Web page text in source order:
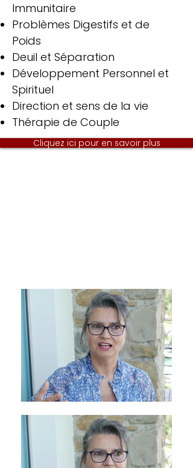
Immunitaire
Problèmes Digestifs et de
Poids
Deuil et Séparation
Développement Personnel et
Spirituel
Direction et sens de la vie
Thérapie de Couple
Cliquez ici pour en savoir plus